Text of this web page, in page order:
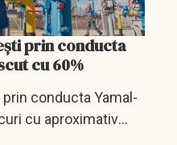
prin conducta
cu 60%
conducta Yamal-
cu aproximativ
reţelei,